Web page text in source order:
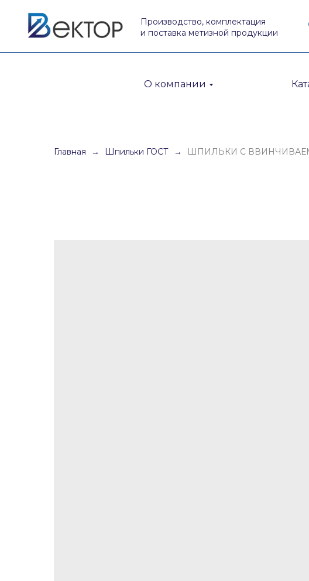
Производство, комплектация
и поставка метизной продукции
О компании
Главная Шпильки ГОСТ ШПИЛЬКИ С